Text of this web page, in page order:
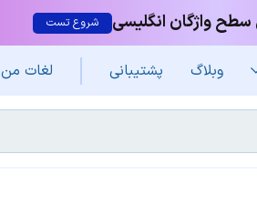
واژگان انگلیسی شروع تست
وبلاگ پشتیبانی لغات من